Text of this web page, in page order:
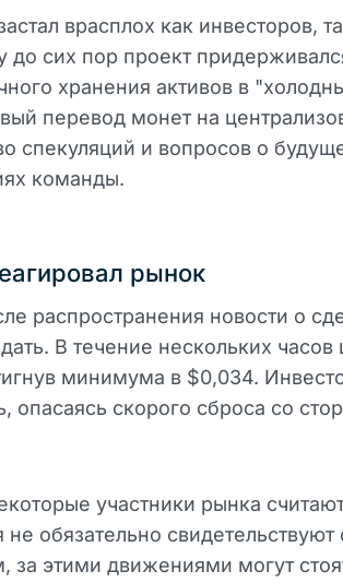
врасплох как инвесторов,
до сих пор проект
хранения активов в
перевод монет на
спекуляций и вопросов о
команды.
рынок
распространения новости о
В течение нескольких
минимума в $0,034.
опасаясь скорого сброса со
участники рынка
обязательно
за этими движениями могут